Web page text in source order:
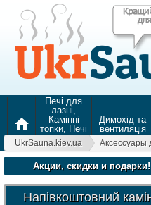
home
Печі для
лазні,
Камінні
топки, Печі
для
опалення
Димохід та
вентиляція
UkrSauna.kiev.ua Аксессуары
Акции, скидки и подарки!
Напівкоштовний